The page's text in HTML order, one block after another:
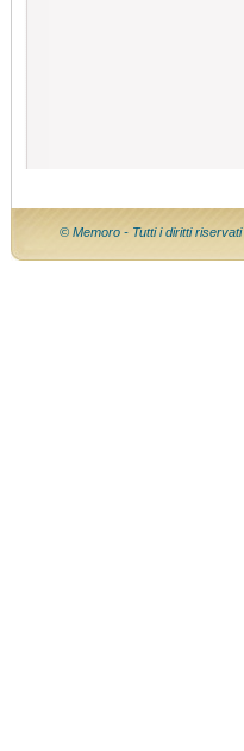
© Memoro - Tutti i diritti riservati